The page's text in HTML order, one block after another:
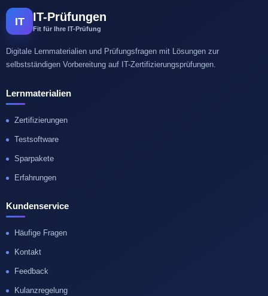
IT IT-Prüfungen
Fit für Ihre IT-Prüfung
Digitale Lernmaterialien und Prüfungsfragen mit Lösungen zur
selbstständigen Vorbereitung auf IT-Zertifizierungsprüfungen.
Lernmaterialien
Zertifizierungen
Testsoftware
Sparpakete
Erfahrungen
Kundenservice
Häufige Fragen
Kontakt
Feedback
Kulanzregelung